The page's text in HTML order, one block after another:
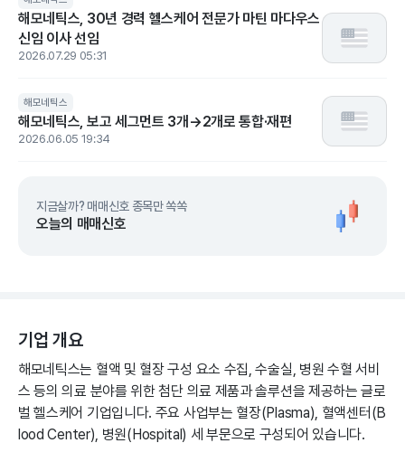
해모네틱스, 30년 경력 헬스케어 전문가 마틴 마다우스
신임 이사 선임
2026.07.29 05:31
해모네틱스
해모네틱스, 보고 세그먼트 3개→2개로 통합·재편
2026.06.05 19:34
지금살까? 매매신호 종목만 쏙쏙
오늘의 매매신호
기업 개요
해모네틱스는 혈액 및 혈장 구성 요소 수집, 수술실, 병원 수혈 서비
스 등의 의료 분야를 위한 첨단 의료 제품과 솔루션을 제공하는 글로
벌 헬스케어 기업입니다. 주요 사업부는 혈장(Plasma), 혈액센터(B
lood Center), 병원(Hospital) 세 부문으로 구성되어 있습니다.